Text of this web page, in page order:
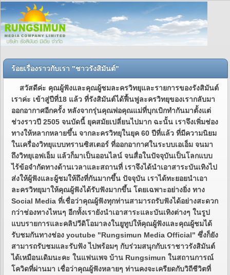
ร้อยเรื่องราวกับเรา "ชาวรังสิมันต์"
สวัสดีค่ะ คุณผู้ฟังและคุณผู้ชมละครวิทยุและรายการของรังสิมันต์
เราค่ะ เข้าสู่ปีที่18 แล้ว ที่รังสิมันต์ได้ฟื้นฟูละครวิทยุของเรากลับมา
ออกอากาศอีกครั้ง หลังจากรุ่นคุณพ่อคุณแม่ที่บุกเบิกทำกันมาตั้งแต่
ช่วงราวปี 2505 จนบัดนี้ ยุคสมัยเปลี่ยนไปมาก ฉะนั้น เราจึงเพิ่มช่อง
ทางให้หลากหลายขึ้น จากละครวิทยุในยุค 60 ปีที่แล้ว ที่มีความนิยม
ในเครื่องวิทยุแบบทรานซิสเตอร์ ที่ออกอากาศในระบบเอเอ็ม จนมา
ถึงวิทยุเอฟเอ็ม แล้วก็มาเป็นออนไลน์ จนสื่อในปัจจุบันเป็นโลกแบบ
ไร้ข้อจำกัดทางด้านเวลาและสถานที่ เราจึงได้นำเอาสาระบันเทิงไป
ส่งให้ผู้ฟังและผู้ชมให้ถึงที่กันมากขึ้น ปัจจุบัน เราได้ทะยอยนำเอา
ละครวิทยุมาให้คุณผู้ฟังได้รับฟังมากขึ้น โดยเฉพาะอย่างยิ่ง ทาง
Social Media ที่เชื่อว่าคุณผู้ฟังทุกท่านสามารถรับฟังได้อย่างสะดวก
กว่าช่องทางไหนๆ อีกทั้งเรายังนำเอาสาระและบันเทิงต่างๆ ในรูป
แบบรายการและคลิปวีดิโอมาลงในยูทูปให้คุณผู้ฟังและคุณผู้ชมได้
รับชมกันทางช่อง youtube "Rungsimun Media Official" ซึ่งก็ยัง
สามารถรับชมและรับฟัง ไปพร้อมๆ กับร่วมสนุกกับเราชาวรังสิมันต์
ได้เหมือนเดิมนะคะ ในแฟนเพจ บ้าน Rungsimun ในสถานการณ์
โควิดที่ผ่านมา เชื่อว่าคุณผู้ฟังหลายๆ ท่านคงจะเครียดกับวิถีชีวิตที่